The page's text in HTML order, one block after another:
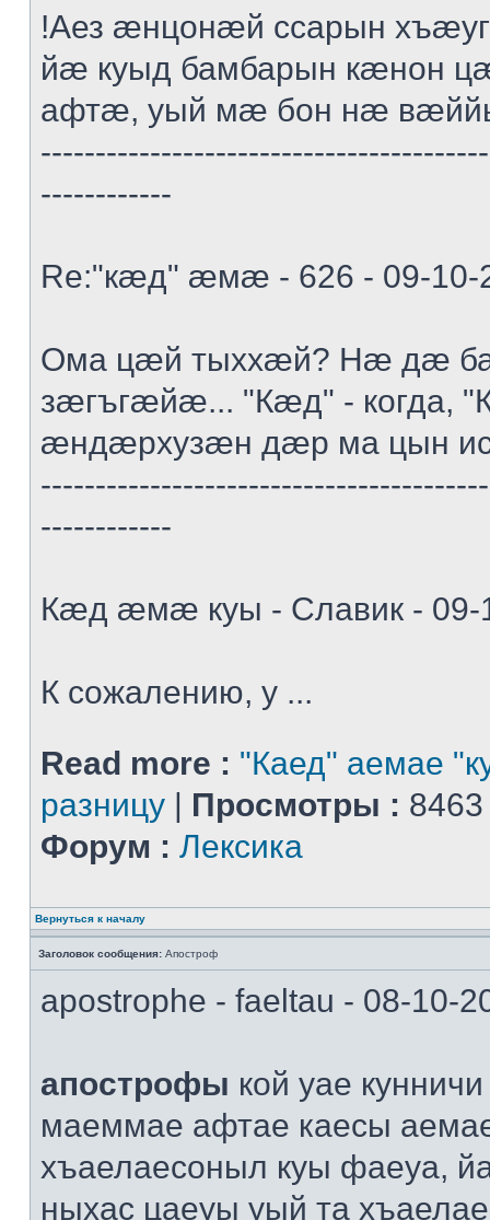
!Аез æнцонæй ссарын
йæ куыд бамбарын кæнон
афтæ, уый мæ бон нæ
------------
Re:"кæд" æмæ - 626 - 09-10-
Ома цæй тыххæй? Нæ дæ
зæгъгæйæ... "Кæд" - когда,
æндæрхузæн дæр ма цын
------------
Кæд æмæ куы - Славик - 09-
К сожалению, у ...
Read more : "Каед" аемае
разницу | Просмотры :
Форум : Лексика
Вернуться к началу
Заголовок сообщения: Апостроф
apostrophe - faeltau - 08-10-
апострофы кой уае
маеммае афтае каесы
хъаелаесоныл куы фаеуа,
ныхас цаеуы уый та